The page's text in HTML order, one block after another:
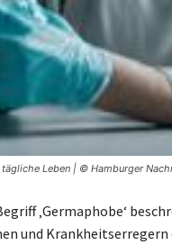
Leben | © Hamburger
‚Germaphobe‘
und